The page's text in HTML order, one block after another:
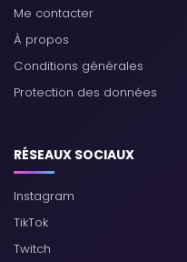
Me contacter
À propos
Conditions générales
Protection des données
RÉSEAUX SOCIAUX
Instagram
TikTok
Twitch